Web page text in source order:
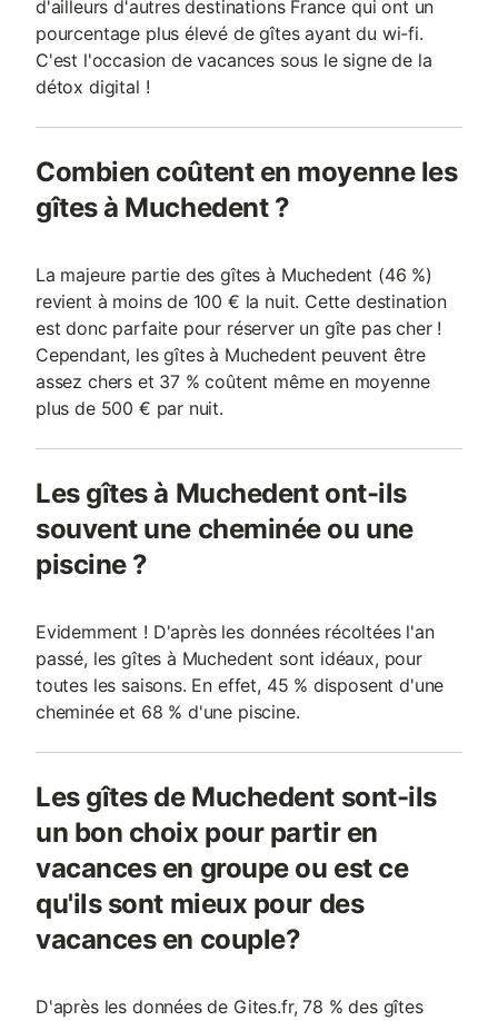
d'ailleurs d'autres destinations France qui ont un
pourcentage plus élevé de gîtes ayant du wi-fi.
C'est l'occasion de vacances sous le signe de la
détox digital !
Combien coûtent en moyenne les
gîtes à Muchedent ?
La majeure partie des gîtes à Muchedent (46 %)
revient à moins de 100 € la nuit. Cette destination
est donc parfaite pour réserver un gîte pas cher !
Cependant, les gîtes à Muchedent peuvent être
assez chers et 37 % coûtent même en moyenne
plus de 500 € par nuit.
Les gîtes à Muchedent ont-ils
souvent une cheminée ou une
piscine ?
Evidemment ! D'après les données récoltées l'an
passé, les gîtes à Muchedent sont idéaux, pour
toutes les saisons. En effet, 45 % disposent d'une
cheminée et 68 % d'une piscine.
Les gîtes de Muchedent sont-ils
un bon choix pour partir en
vacances en groupe ou est ce
qu'ils sont mieux pour des
vacances en couple?
D'après les données de Gites.fr, 78 % des gîtes